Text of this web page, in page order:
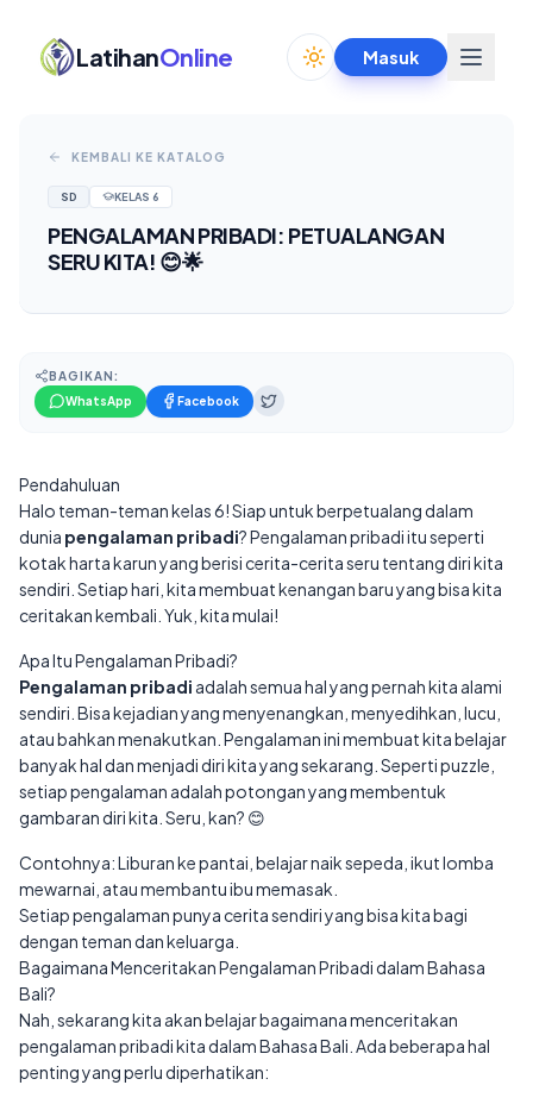
LatihanOnline Toggle theme
Masuk
KEMBALI KE KATALOG
SD KELAS6
PENGALAMAN PRIBADI: PETUALANGAN
SERU KITA! 😊🌟
BAGIKAN:
WhatsApp
Facebook
Pendahuluan
Halo teman-teman kelas 6! Siap untuk berpetualang dalam
dunia pengalaman pribadi? Pengalaman pribadi itu seperti
kotak harta karun yang berisi cerita-cerita seru tentang diri kita
sendiri. Setiap hari, kita membuat kenangan baru yang bisa kita
ceritakan kembali. Yuk, kita mulai!
Apa Itu Pengalaman Pribadi?
Pengalaman pribadi adalah semua hal yang pernah kita alami
sendiri. Bisa kejadian yang menyenangkan, menyedihkan, lucu,
atau bahkan menakutkan. Pengalaman ini membuat kita belajar
banyak hal dan menjadi diri kita yang sekarang. Seperti puzzle,
setiap pengalaman adalah potongan yang membentuk
gambaran diri kita. Seru, kan? 😊
Contohnya: Liburan ke pantai, belajar naik sepeda, ikut lomba
mewarnai, atau membantu ibu memasak.
Setiap pengalaman punya cerita sendiri yang bisa kita bagi
dengan teman dan keluarga.
Bagaimana Menceritakan Pengalaman Pribadi dalam Bahasa
Bali?
Nah, sekarang kita akan belajar bagaimana menceritakan
pengalaman pribadi kita dalam Bahasa Bali. Ada beberapa hal
penting yang perlu diperhatikan: